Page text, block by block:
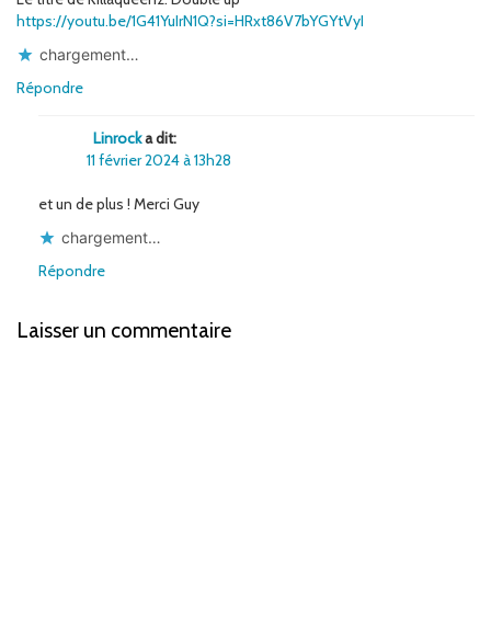
https://youtu.be/1G41YuIrN1Q?si=HRxt86V7bYGYtVyI
chargement…
Répondre
Linrocka dit:
11 février 2024 à 13h28
et un de plus ! Merci Guy
chargement…
Répondre
Laisser un commentaire